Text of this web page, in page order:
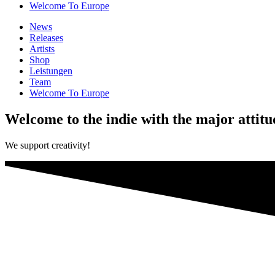
Welcome To Europe
News
Releases
Artists
Shop
Leistungen
Team
Welcome To Europe
Welcome to the indie with the major
We support creativity!